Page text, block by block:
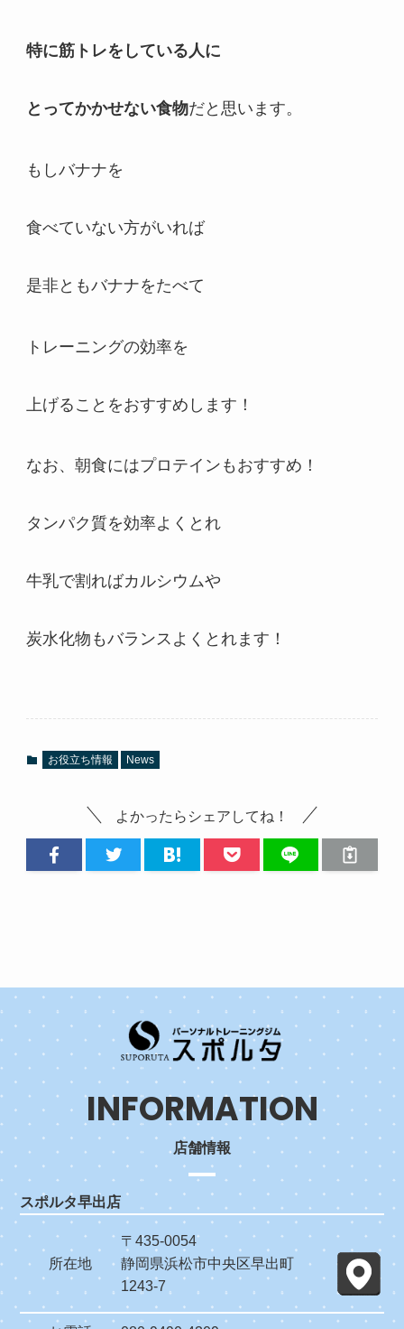
特に筋トレをしている人に
とってかかせない食物だと思います。
もしバナナを
食べていない方がいれば
是非ともバナナをたべて
トレーニングの効率を
上げることをおすすめします！
なお、朝食にはプロテインもおすすめ！
タンパク質を効率よくとれ
牛乳で割ればカルシウムや
炭水化物もバランスよくとれます！
お役立ち情報 News
よかったらシェアしてね！
INFORMATION
店舗情報
スポルタ早出店
所在地
〒435-0054
静岡県浜松市中央区早出町
1243-7